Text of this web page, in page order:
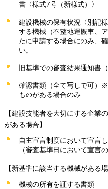
書〈様式7号（新様式）〉
建設機械の保有状況〈別記
する機械（不整地運搬車、
たに申請する場合にのみ、
い。
旧基準での審査結果通知書（
確認書類（全て写しで可）
ものがある場合のみ
【建設技能者を大切にする企業
がある場合】
自主宣言制度において宣言
（審査基準日において宣言
【新基準に該当する機械がある場
機械の所有を証する書類